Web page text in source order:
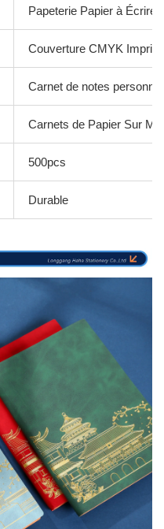
Papeterie Papier à Écrire
Couverture CMYK
Carnet de notes
Carnets de Papier Sur
500pcs
Durable